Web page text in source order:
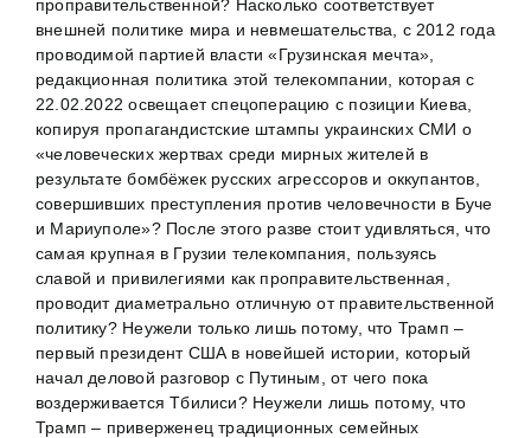
проправительственной? Насколько соответствует
внешней политике мира и невмешательства, с 2012 года
проводимой партией власти «Грузинская мечта»,
редакционная политика этой телекомпании, которая с
22.02.2022 освещает спецоперацию с позиции Киева,
копируя пропагандистские штампы украинских СМИ о
«человеческих жертвах среди мирных жителей в
результате бомбёжек русских агрессоров и оккупантов,
совершивших преступления против человечности в Буче
и Мариуполе»? После этого разве стоит удивляться, что
самая крупная в Грузии телекомпания, пользуясь
славой и привилегиями как проправительственная,
проводит диаметрально отличную от правительственной
политику? Неужели только лишь потому, что Трамп –
первый президент США в новейшей истории, который
начал деловой разговор с Путиным, от чего пока
воздерживается Тбилиси? Неужели лишь потому, что
Трамп – приверженец традиционных семейных